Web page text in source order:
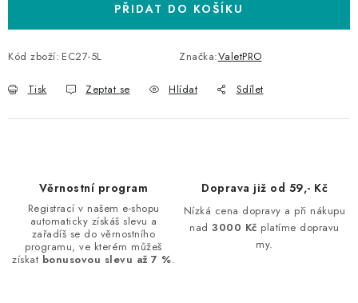
PŘIDAT DO KOŠÍKU
Kód zboží: EC27-5L Značka:ValetPRO
Tisk Zeptat se Hlídat Sdílet
Věrnostní program
Registrací v našem e-shopu
automaticky získáš slevu a
zařadíš se do věrnostního
programu, ve kterém můžeš
získat bonusovou slevu až 7 %.
Doprava již od 59,- Kč
Nízká cena dopravy a při nákupu
nad3000 Kč platíme dopravu
my.